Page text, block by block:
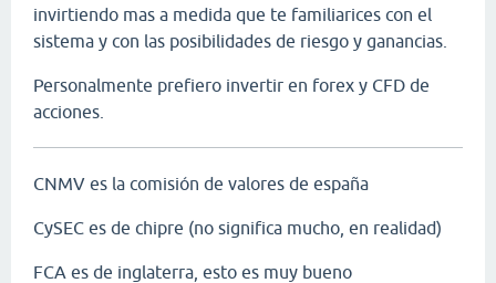
invirtiendo mas a medida que te familiarices con el
sistema y con las posibilidades de riesgo y ganancias.
Personalmente prefiero invertir en forex y CFD de
acciones.
CNMV es la comisión de valores de españa
CySEC es de chipre (no significa mucho, en realidad)
FCA es de inglaterra, esto es muy bueno